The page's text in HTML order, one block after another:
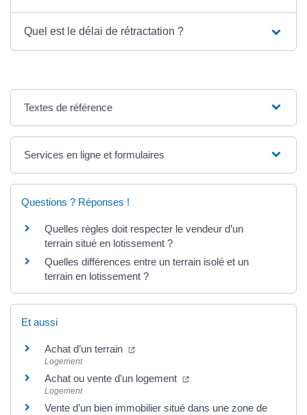
Quel est le délai de rétractation ?
Textes de référence
Services en ligne et formulaires
Questions ? Réponses !
Quelles règles doit respecter le vendeur d’un
terrain situé en lotissement ?
Quelles différences entre un terrain isolé et un
terrain en lotissement ?
Et aussi
Achat d’un terrain (nouvelle fenêtre)
Logement
Achat ou vente d’un logement (nouvelle fenêtre)
Logement
Vente d’un bien immobilier situé dans une zone de